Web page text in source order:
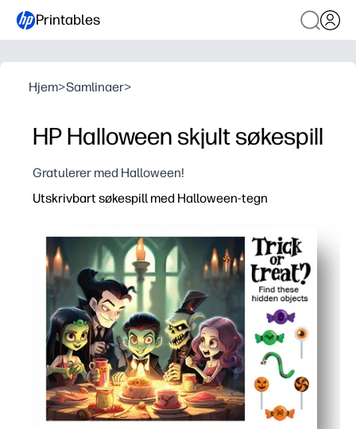
Printables
Hjem>Samlinaer>
HP Halloween skjult søkespill
Gratulerer med Halloween!
Utskrivbart søkespill med Halloween-tegn